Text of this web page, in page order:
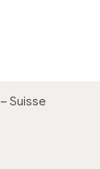
– Suisse